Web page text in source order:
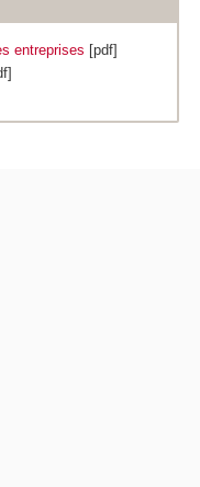
entreprises [pdf]